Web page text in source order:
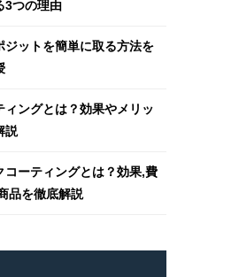
3つの理由
ジットを簡単に取る方法を
ィングとは？効果やメリッ
説
コーティングとは？効果,費
品を徹底解説